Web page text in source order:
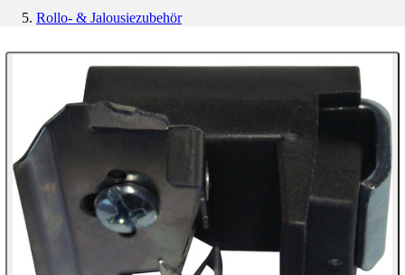
Rollo- & Jalousiezubehör